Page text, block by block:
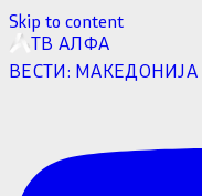
Skip to content
ТВ АЛФА
ВЕСТИ: МАКЕДОНИЈА